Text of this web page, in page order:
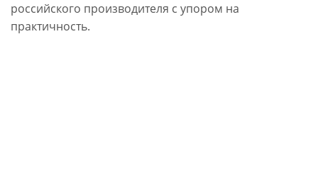
российского производителя с упором на
практичность.